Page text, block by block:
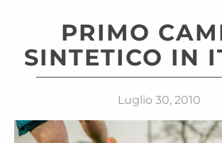
PRIMO
SINTETICO IN
Luglio 30, 2010